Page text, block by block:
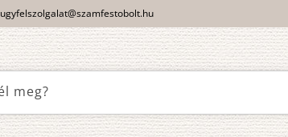
ugyfelszolgalat@szamfestobolt.hu
meg?